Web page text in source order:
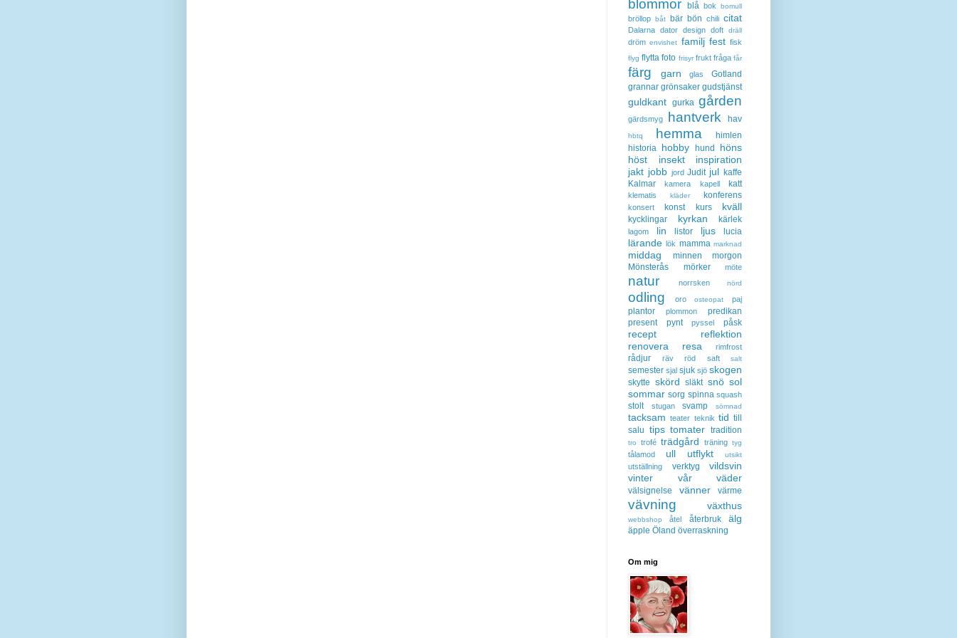
blommor blå bok bomull
bröllop båt bär bön chili citat
Dalarna dator design doft dräll
dröm envishet familj fest fisk
flyg flytta foto frisyr frukt fråga får
färg garn glas
Gotland
grannar grönsaker gudstjänst
guldkant gurka gården
gärdsmyg hantverk hav
hbtq hemma
himlen
historia hobby hund
höns
höst
insekt
inspiration
jakt jobb jord Judit jul kaffe
Kalmar
kamera kapell katt
klematis kläder konferens
konsert konst kurs kväll
kycklingar kyrkan kärlek
lagom lin listor ljus lucia
lärande lök mamma marknad
middag minnen
morgon
Mönsterås
mörker möte
natur norrsken nörd
odling oro osteopat paj
plantor plommon
predikan
present
pynt pyssel påsk
recept
reflektion
renovera
resa rimfrost
rådjur räv röd saft salt
semester sjal sjuk sjö skogen
skytte skörd släkt snö sol
sommar sorg spinna squash
stolt stugan svamp sömnad
tacksam teater teknik tid till
salu tips tomater tradition
tro trofé trädgård träning tyg
tålamod ull utflykt utsikt
utställning verktyg
vildsvin
vinter
vår väder
välsignelse vänner värme
vävning växthus
webbshop åtel återbruk älg
äpple Öland överraskning
Om mig